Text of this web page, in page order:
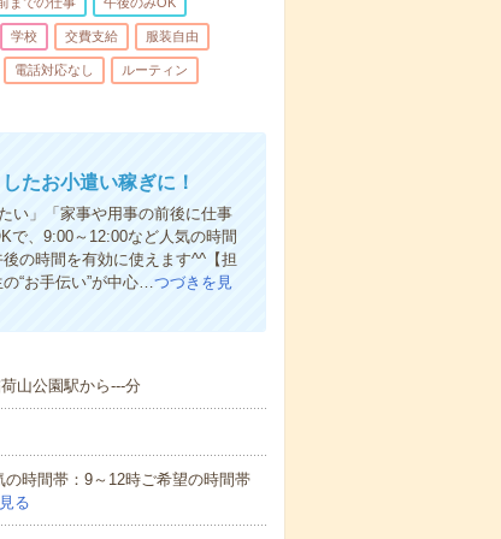
学校 交費支給 服装自由
電話対応なし ルーティン
たお小遣い稼ぎに！
い」「家事や用事の前後に仕事
で、9:00～12:00など人気の時間
の時間を有効に使えます^^【担
“お手伝い”が中心… つづきを見
山公園駅から---分
時間帯：9～12時ご希望の時間帯
る